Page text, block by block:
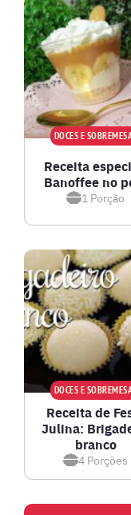
DOCES E
Receita
Banoffee no
1 Porção
DOCES E
Receita de
Julina:
branco
4 Porções